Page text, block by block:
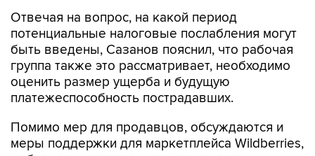
Отвечая на вопрос, на какой период
потенциальные налоговые послабления могут
быть введены, Сазанов пояснил, что рабочая
группа также это рассматривает, необходимо
оценить размер ущерба и будущую
платежеспособность пострадавших.
Помимо мер для продавцов, обсуждаются и
меры поддержки для маркетплейса Wildberries,